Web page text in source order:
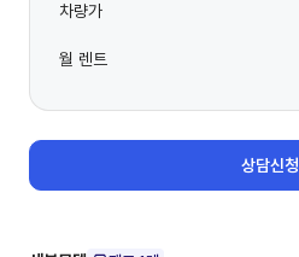
차량가
월 렌트
상담신청